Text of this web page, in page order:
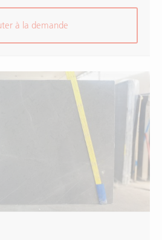
à la demande